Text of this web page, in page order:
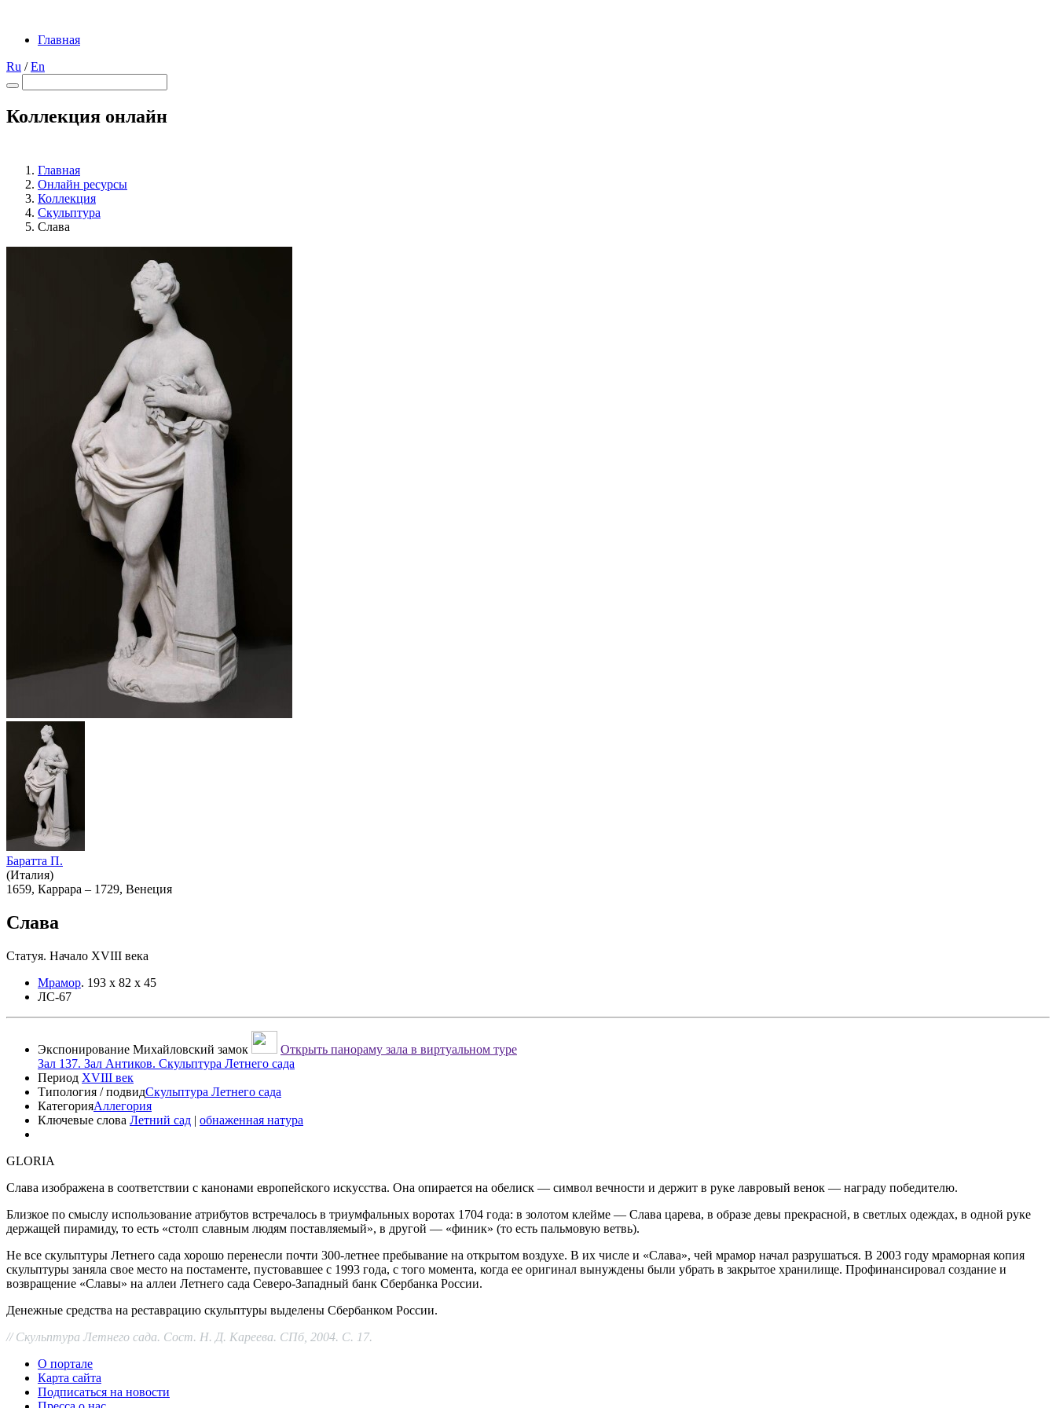
Главная
Ru /En
Коллекция онлайн
Главная
Онлайн ресурсы
Коллекция
Скульптура
Слава
Баратта П.
(Италия)
1659, Каррара – 1729, Венеция
Слава
Статуя. Начало XVIII века
Мрамор. 193 х 82 х 45
ЛС-67
Экспонирование Михайловский замок
Открыть панораму зала в виртуальном туре
Зал 137. Зал Антиков. Скульптура Летнего сада
Период XVIII век
Типология / подвидСкульптура Летнего сада
КатегорияАллегория
Ключевые слова Летний сад | обнаженная натура
GLORIA
Слава изображена в соответствии с канонами европейского искусства. Она опирается на обелиск — символ вечности и держит в руке лавровый венок — награду победителю.
Близкое по смыслу использование атрибутов встречалось в триумфальных воротах 1704 года: в золотом клейме — Слава царева, в образе девы прекрасной, в светлых одеждах, в одной руке
держащей пирамиду, то есть «столп славным людям поставляемый», в другой — «финик» (то есть пальмовую ветвь).
Не все скульптуры Летнего сада хорошо перенесли почти 300-летнее пребывание на открытом воздухе. В их числе и «Слава», чей мрамор начал разрушаться. В 2003 году мраморная копия
скульптуры заняла свое место на постаменте, пустовавшее с 1993 года, с того момента, когда ее оригинал вынуждены были убрать в закрытое хранилище. Профинансировал создание и
возвращение «Славы» на аллеи Летнего сада Северо-Западный банк Сбербанка России.
Денежные средства на реставрацию скульптуры выделены Сбербанком России.
// Скульптура Летнего сада. Сост. Н. Д. Кареева. СПб, 2004. С. 17.
О портале
Карта сайта
Подписаться на новости